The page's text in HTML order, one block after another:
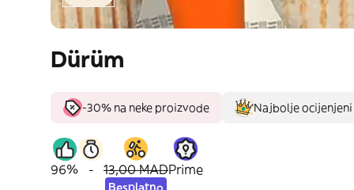
Dürüm
-30% na neke proizvode Najbolje ocijenjeni
96% - 13,00 MAD
Besplatno
Prime